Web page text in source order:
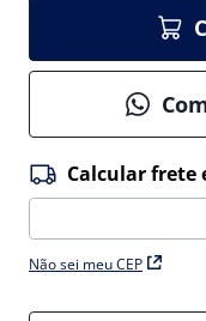
Não sei meu CEP